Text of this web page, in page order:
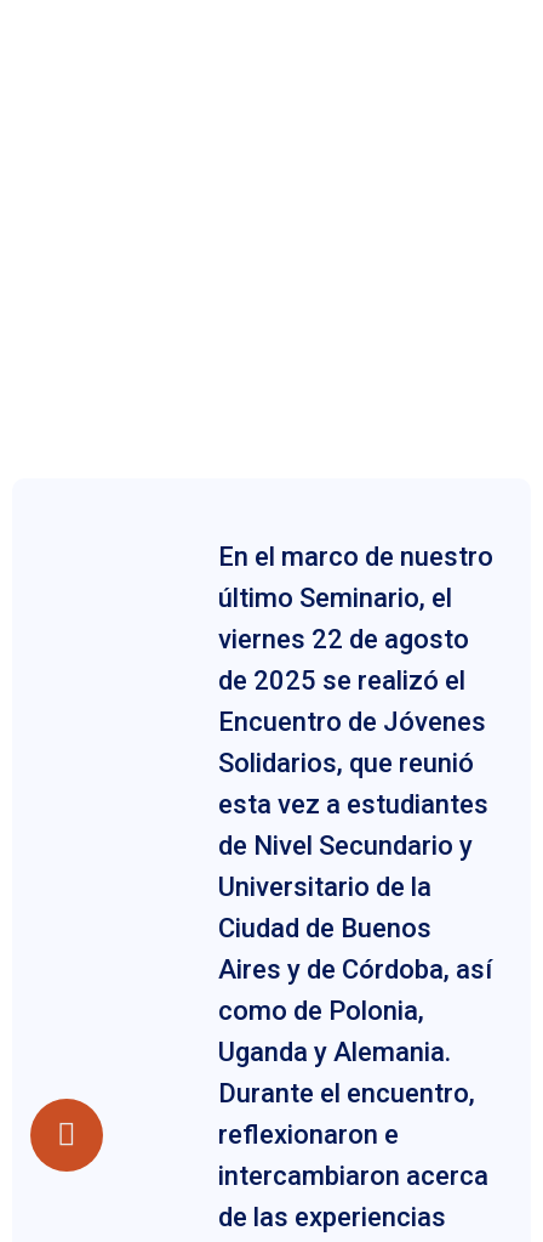
En el marco de nuestro
último Seminario, el
viernes 22 de agosto
de 2025 se realizó el
Encuentro de Jóvenes
Solidarios, que reunió
esta vez a estudiantes
de Nivel Secundario y
Universitario de la
Ciudad de Buenos
Aires y de Córdoba, así
como de Polonia,
Uganda y Alemania.
Durante el encuentro,
reflexionaron e
intercambiaron acerca
de las experiencias